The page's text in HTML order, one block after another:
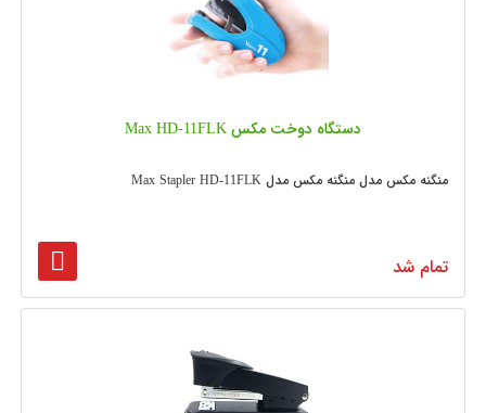
دستگاه دوخت مکس Max HD-11FLK
منگنه مکس مدل منگنه مکس مدل Max Stapler HD-11FLK
تمام شد